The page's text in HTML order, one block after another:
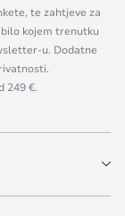
te zahtjeve za
kojem trenutku
u. Dodatne
249 €.